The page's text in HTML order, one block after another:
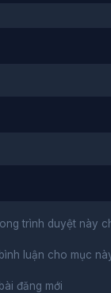
trình duyệt này
luận cho mục
đăng mới